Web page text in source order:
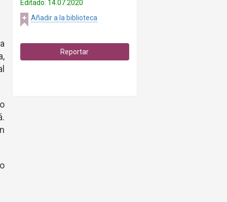
Editado: 14.07.2020
Añadir a la biblioteca
Reportar